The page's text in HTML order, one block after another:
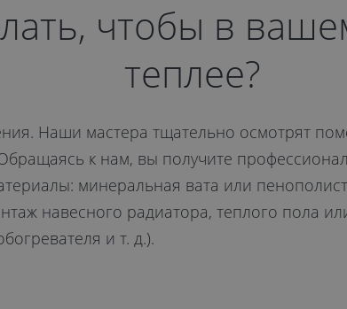
чтобы в
теплее?
Наши мастера тщательно осмотрят
к нам, вы получите
минеральная вата или
навесного радиатора, теплого пола
и т. д.).